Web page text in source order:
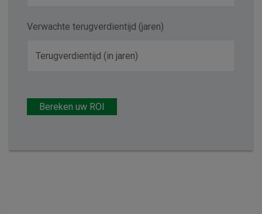
Verwachte terugverdientijd (jaren)
Bereken uw ROI